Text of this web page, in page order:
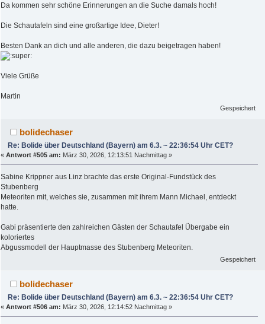
Da kommen sehr schöne Erinnerungen an die Suche damals hoch!
Die Schautafeln sind eine großartige Idee, Dieter!
Besten Dank an dich und alle anderen, die dazu beigetragen haben!
Viele Grüße
Martin
Gespeichert
bolidechaser
Re: Bolide über Deutschland (Bayern) am 6.3. ~ 22:36:54 Uhr CET?
« Antwort #505 am: März 30, 2026, 12:13:51 Nachmittag »
Sabine Krippner aus Linz brachte das erste Original-Fundstück des
Stubenberg
Meteoriten mit, welches sie, zusammen mit ihrem Mann Michael, entdeckt
hatte.
Gabi präsentierte den zahlreichen Gästen der Schautafel Übergabe ein
koloriertes
Abgussmodell der Hauptmasse des Stubenberg Meteoriten.
Gespeichert
bolidechaser
Re: Bolide über Deutschland (Bayern) am 6.3. ~ 22:36:54 Uhr CET?
« Antwort #506 am: März 30, 2026, 12:14:52 Nachmittag »